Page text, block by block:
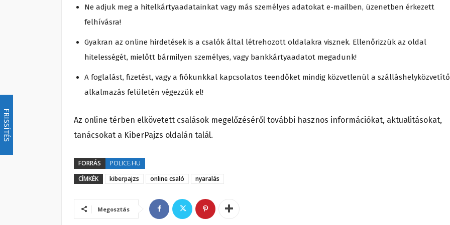
FRISSÍTÉS
Ne adjuk meg a hitelkártyaadatainkat vagy más személyes adatokat e-mailben, üzenetben érkezett
felhívásra!
Gyakran az online hirdetések is a csalók által létrehozott oldalakra visznek. Ellenőrizzük az oldal
hitelességét, mielőtt bármilyen személyes, vagy bankkártyaadatot megadunk!
A foglalást, fizetést, vagy a fiókunkkal kapcsolatos teendőket mindig közvetlenül a szálláshelyközvetítő
alkalmazás felületén végezzük el!
Az online térben elkövetett csalások megelőzéséről további hasznos információkat, aktualitásokat,
tanácsokat a KiberPajzs oldalán talál.
FORRÁS
POLICE.HU
CÍMKÉK
kiberpajzs online csaló nyaralás
Megosztás